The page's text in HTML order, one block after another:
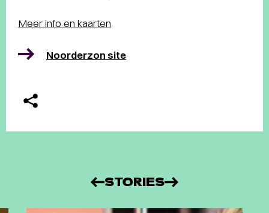
Meer info en kaarten
Noorderzon site
STORIES